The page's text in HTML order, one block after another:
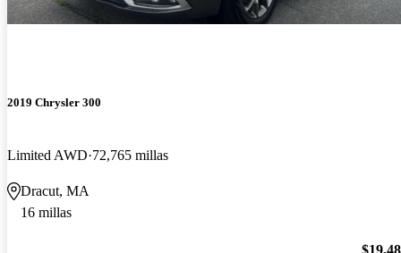
2019 Chrysler 300
Limited AWD 72,765 millas
Dracut, MA
16 millas